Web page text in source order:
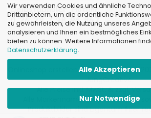
Wir verwenden Cookies und ähnliche
Drittanbietern, um die ordentliche
zu gewährleisten, die Nutzung unseres
analysieren und Ihnen ein bestmögliches
bieten zu können. Weitere Informationen
Datenschutzerklärung.
Alle Akzeptieren
Nur Notwendige
mit Gambio.de ©
JungCreative.
Alle Preise inkl. MwSt. & zzgl.
Alle Markennamen, Warenzeichen
Produktbilder sind Eigentum Ihrer